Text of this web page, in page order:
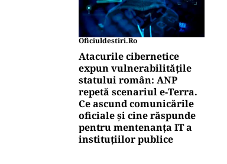
TURISM
Unde mergi în
Italia sau Spania:
Puterea Financiara
Țările UE
produselor, nu
Puterea Financiara
Canicula pune